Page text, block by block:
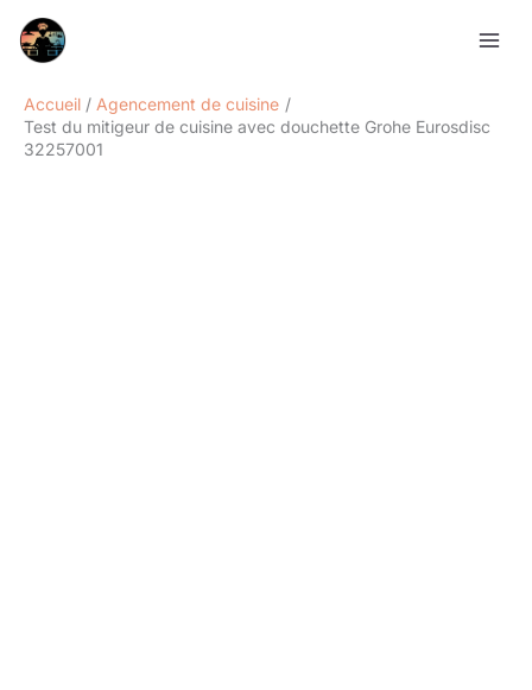
Accueil
Agencement de cuisine
Test du mitigeur de cuisine avec douchette Grohe Eurosdisc
32257001
Rechercher